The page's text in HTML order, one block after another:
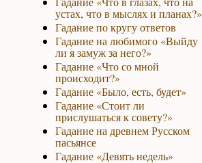
устах, что в мыслях и планах?»
Гадание по кругу ответов
Гадание на любимого «Выйду
ли я замуж за него?»
Гадание «Что со мной
происходит?»
Гадание «Было, есть, будет»
Гадание «Стоит ли
прислушаться к совету?»
Гадание на древнем Русском
пасьянсе
Гадание «Девять недель»